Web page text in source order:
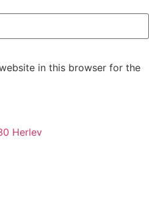
in this browser for the
Herlev